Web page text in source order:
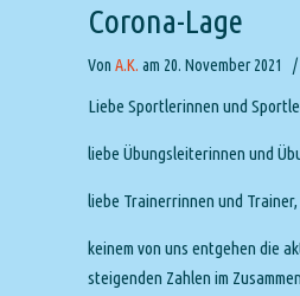
Corona-Lage
Von A.K. am 20. November 2021 /
Liebe Sportlerinnen und
liebe Übungsleiterinnen und
liebe Trainerrinnen und Trainer,
keinem von uns entgehen die
steigenden Zahlen im